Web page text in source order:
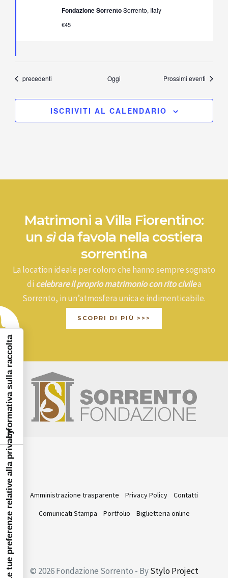
Napoletana
Fondazione SorrentoSorrento, Italy
€45
Eventi
precedenti Oggi Prossimi eventi
ISCRIVITI AL CALENDARIO
Matrimoni a Villa Fiorentino:
un sìda favola nella costiera
sorrentina
La location ideale per coloro che hanno sempre sognato
di celebrare il proprio matrimonio con rito civilea
Sorrento, in un’atmosfera unica e indimenticabile.
SCOPRI DI PIÙ >>>
Amministrazione trasparente Privacy Policy
Contatti
Comunicati Stampa
Portfolio Biglietteria online
© 2026 Fondazione Sorrento - ByStylo Project
Le tue preferenze relative alla privacy
Informativa sulla raccolta